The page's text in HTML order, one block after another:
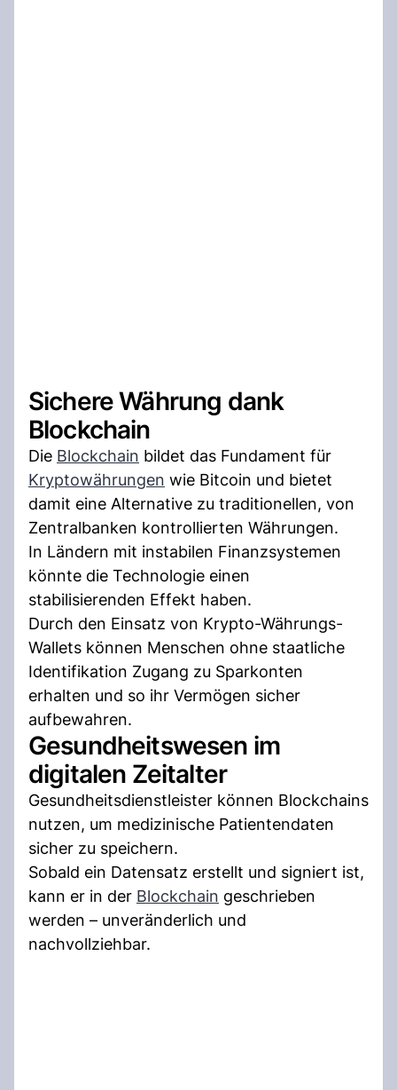
Sichere Währung dank
Blockchain
Die Blockchain bildet das Fundament für
Kryptowährungen wie Bitcoin und bietet
damit eine Alternative zu traditionellen, von
Zentralbanken kontrollierten Währungen.
In Ländern mit instabilen Finanzsystemen
könnte die Technologie einen
stabilisierenden Effekt haben.
Durch den Einsatz von Krypto-Währungs-
Wallets können Menschen ohne staatliche
Identifikation Zugang zu Sparkonten
erhalten und so ihr Vermögen sicher
aufbewahren.
Gesundheitswesen im
digitalen Zeitalter
Gesundheitsdienstleister können Blockchains
nutzen, um medizinische Patientendaten
sicher zu speichern.
Sobald ein Datensatz erstellt und signiert ist,
kann er in der Blockchain geschrieben
werden – unveränderlich und
nachvollziehbar.